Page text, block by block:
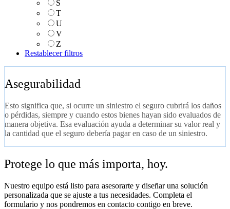
S
T
U
V
Z
Restablecer filtros
Asegurabilidad
Esto significa que, si ocurre un siniestro el seguro cubrirá los daños
o pérdidas, siempre y cuando estos bienes hayan sido evaluados de
manera objetiva. Esa evaluación ayuda a determinar su valor real y
la cantidad que el seguro debería pagar en caso de un siniestro.
Protege lo que más importa, hoy.
Nuestro equipo está listo para asesorarte y diseñar una solución
personalizada que se ajuste a tus necesidades. Completa el
formulario y nos pondremos en contacto contigo en breve.